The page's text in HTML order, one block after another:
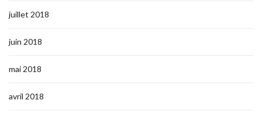
juillet 2018
juin 2018
mai 2018
avril 2018